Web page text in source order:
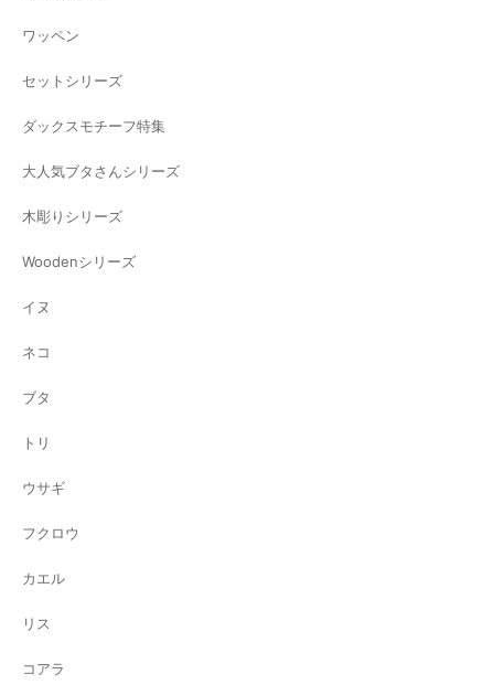
ワッペン
セットシリーズ
ダックスモチーフ特集
大人気ブタさんシリーズ
木彫りシリーズ
Woodenシリーズ
イヌ
ネコ
ブタ
トリ
ウサギ
フクロウ
カエル
リス
コアラ